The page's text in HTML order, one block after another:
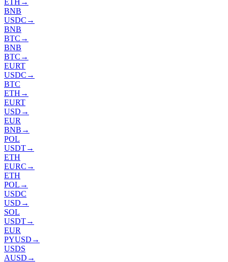
ETH →
BNB
USDC →
BNB
BTC →
BNB
BTC →
EURT
USDC →
BTC
ETH →
EURT
USD →
EUR
BNB →
POL
USDT→
ETH
EURC →
ETH
POL →
USDC
USD →
SOL
USDT→
EUR
PYUSD →
USDS
AUSD →